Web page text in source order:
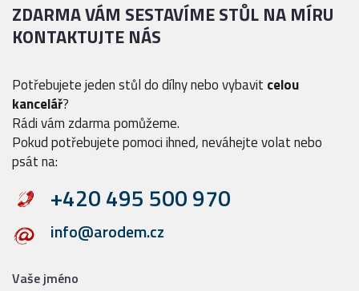
ZDARMA VÁM SESTAVÍME STŮL NA MÍRU
KONTAKTUJTE NÁS
Potřebujete jeden stůl do dílny nebo vybavit celou
kancelář?
Rádi vám zdarma pomůžeme.
Pokud potřebujete pomoci ihned, neváhejte volat nebo
psát na:
+420 495 500 970
info@arodem.cz
Vaše jméno